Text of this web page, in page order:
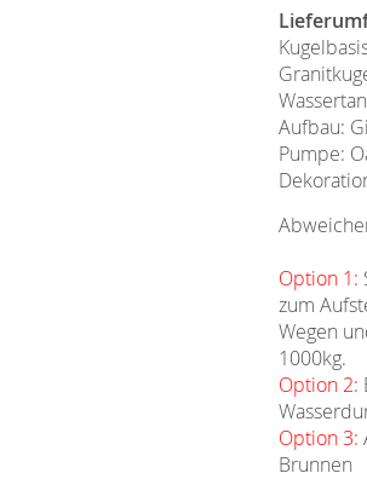
Aufbau:
Pumpe:
Option 1:
zum
Wegen
1000kg.
Option 2:
Option 3:
Brunnen